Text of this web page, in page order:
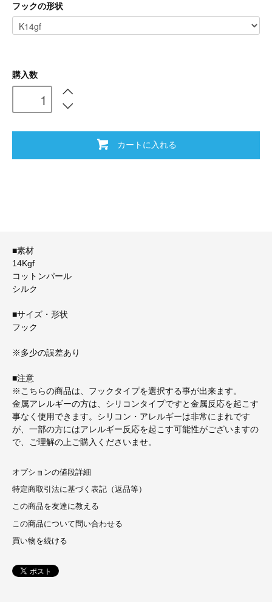
フックの形状
購入数
カートに入れる
■素材
14Kgf
コットンパール
シルク
■サイズ・形状
フック
※多少の誤差あり
■注意
※こちらの商品は、フックタイプを選択する事が出来ます。
金属アレルギーの方は、シリコンタイプですと金属反応を起こす
事なく使用できます。シリコン・アレルギーは非常にまれです
が、一部の方にはアレルギー反応を起こす可能性がございますの
で、ご理解の上ご購入くださいませ。
オプションの値段詳細
特定商取引法に基づく表記（返品等）
この商品を友達に教える
この商品について問い合わせる
買い物を続ける